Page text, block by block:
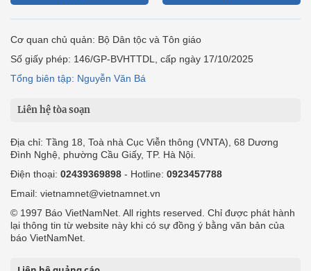
Cơ quan chủ quản: Bộ Dân tộc và Tôn giáo
Số giấy phép: 146/GP-BVHTTDL, cấp ngày 17/10/2025
Tổng biên tập: Nguyễn Văn Bá
Liên hệ tòa soạn
Địa chỉ: Tầng 18, Toà nhà Cục Viễn thông (VNTA), 68 Dương
Đình Nghệ, phường Cầu Giấy, TP. Hà Nội.
Điện thoại: 02439369898 - Hotline: 0923457788
Email: vietnamnet@vietnamnet.vn
© 1997 Báo VietNamNet. All rights reserved. Chỉ được phát hành
lại thông tin từ website này khi có sự đồng ý bằng văn bản của
báo VietNamNet.